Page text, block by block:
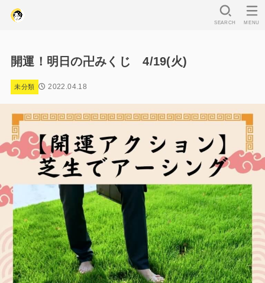
SEARCH MENU
開運！明日の卍みくじ 4/19(火)
未分類 2022.04.18